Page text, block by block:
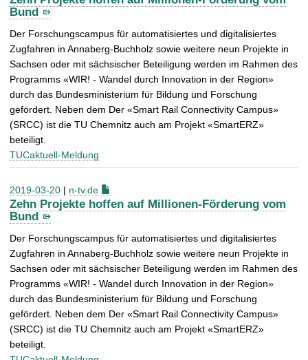
Bund
Der Forschungscampus für automatisiertes und digitalisiertes
Zugfahren in Annaberg-Buchholz sowie weitere neun Projekte in
Sachsen oder mit sächsischer Beteiligung werden im Rahmen des
Programms «WIR! - Wandel durch Innovation in der Region»
durch das Bundesministerium für Bildung und Forschung
gefördert. Neben dem Der «Smart Rail Connectivity Campus»
(SRCC) ist die TU Chemnitz auch am Projekt «SmartERZ»
beteiligt.
TUCaktuell-Meldung
2019-03-20 | n-tv.de
Zehn Projekte hoffen auf Millionen-Förderung vom
Bund
Der Forschungscampus für automatisiertes und digitalisiertes
Zugfahren in Annaberg-Buchholz sowie weitere neun Projekte in
Sachsen oder mit sächsischer Beteiligung werden im Rahmen des
Programms «WIR! - Wandel durch Innovation in der Region»
durch das Bundesministerium für Bildung und Forschung
gefördert. Neben dem Der «Smart Rail Connectivity Campus»
(SRCC) ist die TU Chemnitz auch am Projekt «SmartERZ»
beteiligt.